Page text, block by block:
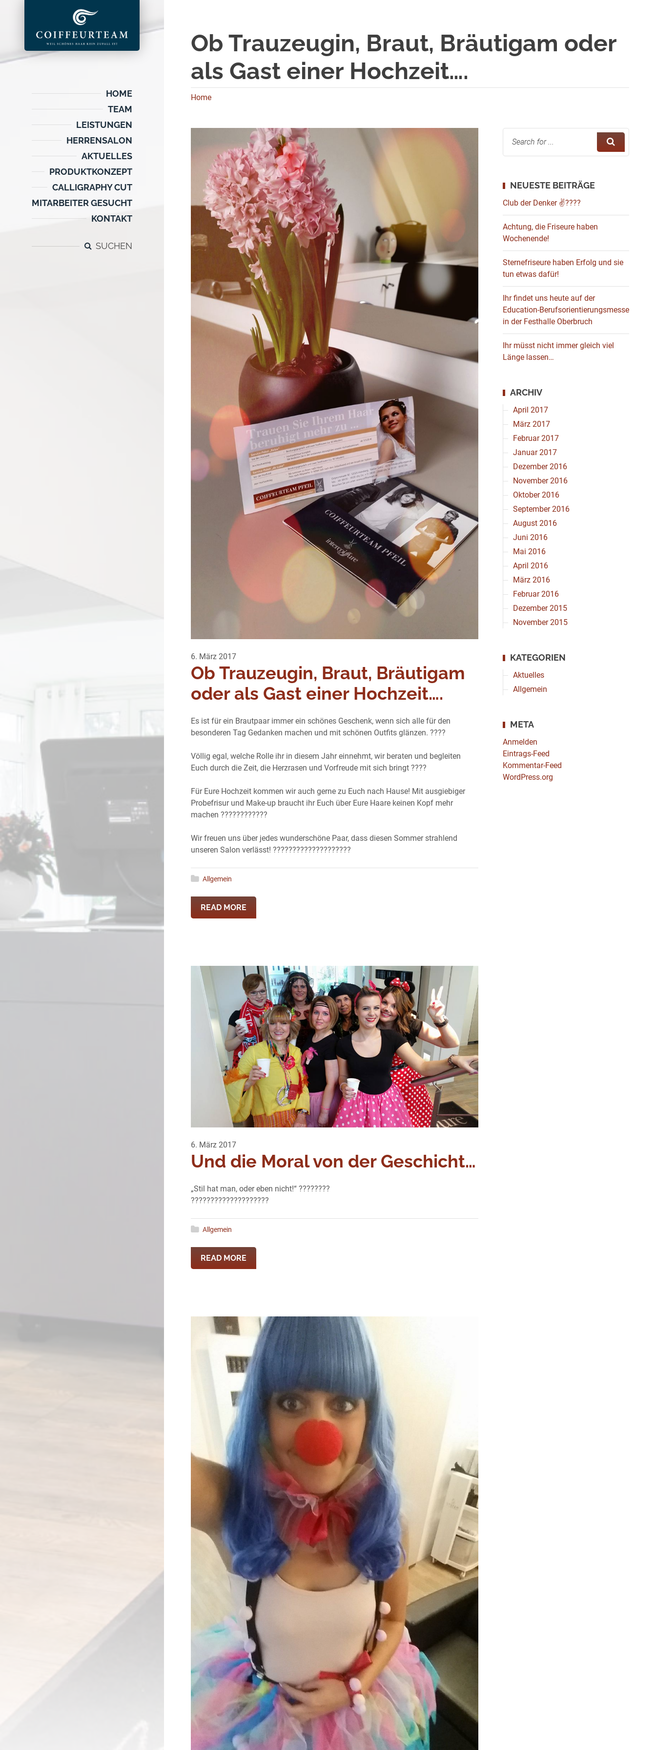
HOME
TEAM
LEISTUNGEN
HERRENSALON
AKTUELLES
PRODUKTKONZEPT
CALLIGRAPHY CUT
MITARBEITER GESUCHT
KONTAKT
SUCHEN
Ob Trauzeugin, Braut, Bräutigam oder
als Gast einer Hochzeit….
Home
6. März 2017
Ob Trauzeugin, Braut, Bräutigam
oder als Gast einer Hochzeit….
Es ist für ein Brautpaar immer ein schönes Geschenk, wenn sich alle für den
besonderen Tag Gedanken machen und mit schönen Outfits glänzen. ????
Völlig egal, welche Rolle ihr in diesem Jahr einnehmt, wir beraten und begleiten
Euch durch die Zeit, die Herzrasen und Vorfreude mit sich bringt ????
Für Eure Hochzeit kommen wir auch gerne zu Euch nach Hause! Mit ausgiebiger
Probefrisur und Make-up braucht ihr Euch über Eure Haare keinen Kopf mehr
machen ????????????
Wir freuen uns über jedes wunderschöne Paar, dass diesen Sommer strahlend
unseren Salon verlässt! ????????????????????
Allgemein
READ MORE
6. März 2017
Und die Moral von der Geschicht…
„Stil hat man, oder eben nicht!“ ????????
????????????????????
Allgemein
READ MORE
NEUESTE BEITRÄGE
Club der Denker ✌????
Achtung, die Friseure haben
Wochenende!
Sternefriseure haben Erfolg und sie
tun etwas dafür!
Ihr findet uns heute auf der
Education-Berufsorientierungsmesse
in der Festhalle Oberbruch
Ihr müsst nicht immer gleich viel
Länge lassen…
ARCHIV
April 2017
März 2017
Februar 2017
Januar 2017
Dezember 2016
November 2016
Oktober 2016
September 2016
August 2016
Juni 2016
Mai 2016
April 2016
März 2016
Februar 2016
Dezember 2015
November 2015
KATEGORIEN
Aktuelles
Allgemein
META
Anmelden
Eintrags-Feed
Kommentar-Feed
WordPress.org